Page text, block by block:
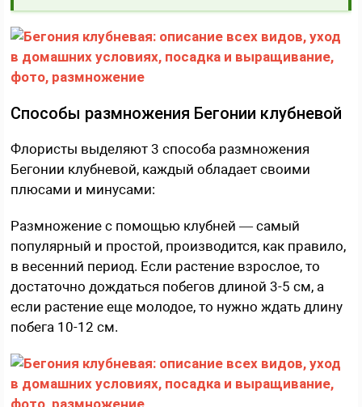
Способы размножения Бегонии клубневой
Флористы выделяют 3 способа размножения
Бегонии клубневой, каждый обладает своими
плюсами и минусами:
Размножение с помощью клубней — самый
популярный и простой, производится, как правило,
в весенний период. Если растение взрослое, то
достаточно дождаться побегов длиной 3-5 см, а
если растение еще молодое, то нужно ждать длину
побега 10-12 см.